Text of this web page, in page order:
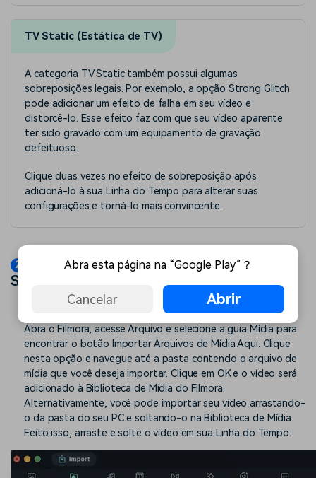
TV Static (Estática de TV)
A categoria TV Static também possui algumas
sobreposições legais. Por exemplo, a opção Strong Glitch
pode adicionar um efeito de falha em seu vídeo e
distorcê-lo. Esse efeito faz com que seu vídeo aparente
ter sido gravado com um equipamento de gravação
defeituoso.
Clique duas vezes no efeito de sobreposição após
adicioná-lo à sua Linha do Tempo para alterar suas
configurações e torná-lo mais convincente.
Como Adicionar e Personalizar
Sobreposições
1° Passo: Importe seu vídeo para o Filmora
Abra o Filmora, acesse Arquivo e selecione a guia Mídia para
encontrar o botão Importar Arquivos de Mídia Aqui. Clique
nesta opção e navegue até a pasta contendo o arquivo de
mídia que você deseja importar. Clique em OK e o vídeo será
adicionado à Biblioteca de Mídia do Filmora.
Alternativamente, você pode importar seu vídeo arrastando-
o da pasta do seu PC e soltando-o na Biblioteca de Mídia.
Feito isso, arraste e solte o vídeo em sua Linha do Tempo.
Abra esta página na “Google Play”？
Cancelar Abrir